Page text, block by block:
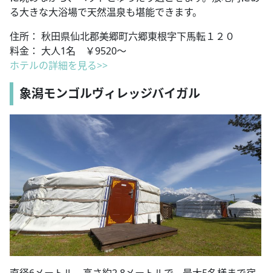
る大きな大浴場で天然温泉も堪能できます。
住所： 秋田県仙北郡美郷町六郷東根字下馬転１２０
料金： 大人1名 ￥9520～
ホテルの詳細を見る>>
象潟モンゴルヴィレッジバイガル